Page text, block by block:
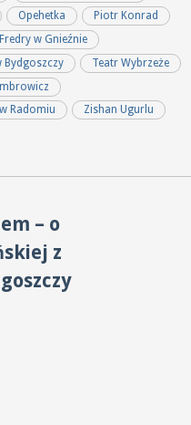
Opehetka
Piotr Konrad
w Gnieźnie
Bydgoszczy
Teatr Wybrzeże
Radomiu
Zishan Ugurlu
– o
z